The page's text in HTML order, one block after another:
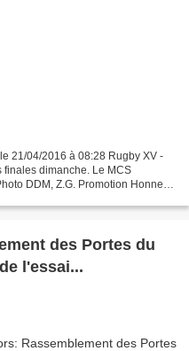
21/04/2016 à 08:28 Rugby XV -
finales dimanche. Le MCS
DDM, Z.G. Promotion Honneur
des Portes du
l'essai...